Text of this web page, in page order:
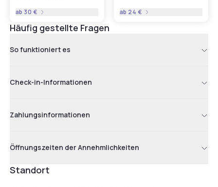
ab 30 € ab 24 €
Häufig gestellte Fragen
So funktioniert es
Check-in-Informationen
Zahlungsinformationen
Öffnungszeiten der Annehmlichkeiten
Standort